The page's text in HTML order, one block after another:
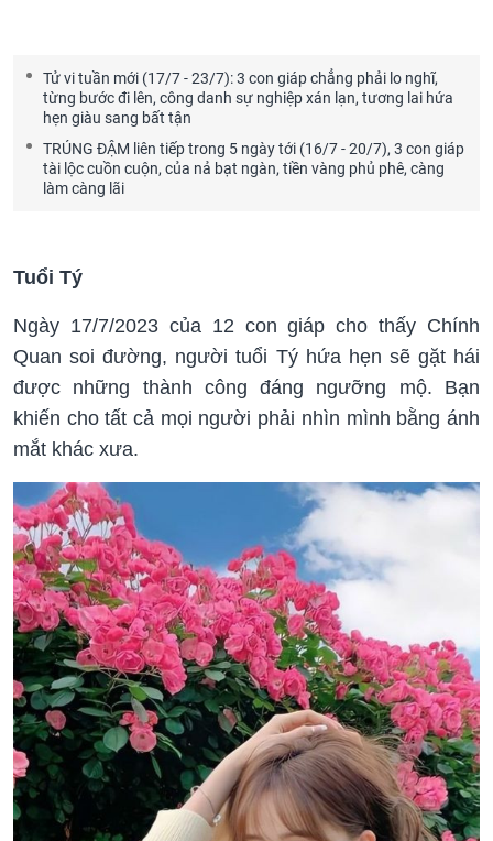
Tử vi tuần mới (17/7 - 23/7): 3 con giáp chẳng phải lo nghĩ,
từng bước đi lên, công danh sự nghiệp xán lạn, tương lai hứa
hẹn giàu sang bất tận
TRÚNG ĐẬM liên tiếp trong 5 ngày tới (16/7 - 20/7), 3 con giáp
tài lộc cuồn cuộn, của nả bạt ngàn, tiền vàng phủ phê, càng
làm càng lãi
Tuổi Tý
Ngày 17/7/2023 của 12 con giáp cho thấy Chính
Quan soi đường, người tuổi Tý hứa hẹn sẽ gặt hái
được những thành công đáng ngưỡng mộ. Bạn
khiến cho tất cả mọi người phải nhìn mình bằng ánh
mắt khác xưa.